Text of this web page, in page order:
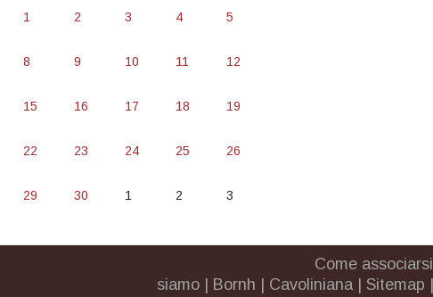
1 2 3 4 5
8 9 10 11 12
15 16 17 18 19
22 23 24 25 26
29 30 1 2 3
Come associarsi
siamo
Bornh Cavoliniana| Sitemap